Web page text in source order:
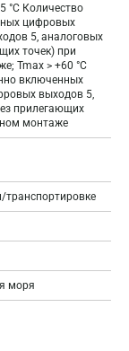
°C Количество
цифровых
5, аналоговых
точек) при
Tmax > +60 °C
включенных
выходов 5,
прилегающих
монтаже
моря